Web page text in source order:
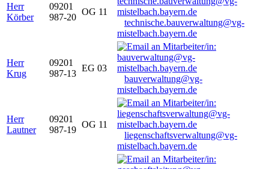
Herr
Körber
09201
987-20
OG 11
technische.bauverwaltung@vg-
mistelbach.bayern.de
Herr
Krug
09201
987-13
EG 03
bauverwaltung@vg-
mistelbach.bayern.de
Herr
Lautner
09201
987-19
OG 11
liegenschaftsverwaltung@vg-
mistelbach.bayern.de